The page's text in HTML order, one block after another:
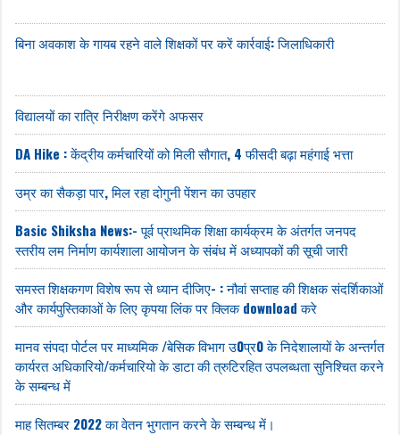
बिना अवकाश के गायब रहने वाले शिक्षकों पर करें कार्रवाई: जिलाधिकारी
विद्यालयों का रात्रि निरीक्षण करेंगे अफसर
DA Hike : केंद्रीय कर्मचारियों को मिली सौगात, 4 फीसदी बढ़ा महंगाई भत्ता
उम्र का सैकड़ा पार, मिल रहा दोगुनी पेंशन का उपहार
Basic Shiksha News:- पूर्व प्राथमिक शिक्षा कार्यक्रम के अंतर्गत जनपद
स्तरीय लम निर्माण कार्यशाला आयोजन के संबंध में अध्यापकों की सूची जारी
समस्त शिक्षकगण विशेष रूप से ध्यान दीजिए- : नौवां सप्ताह की शिक्षक संदर्शिकाओं
और कार्यपुस्तिकाओं के लिए कृपया लिंक पर क्लिक download करे
मानव संपदा पोर्टल पर माध्यमिक /बेसिक विभाग उ0प्र0 के निदेशालायों के अन्तर्गत
कार्यरत अधिकारियो/कर्मचारियो के डाटा की त्रुटिरहित उपलब्धता सुनिश्चित करने
के सम्बन्ध में
माह सितम्बर 2022 का वेतन भुगतान करने के सम्बन्ध में।